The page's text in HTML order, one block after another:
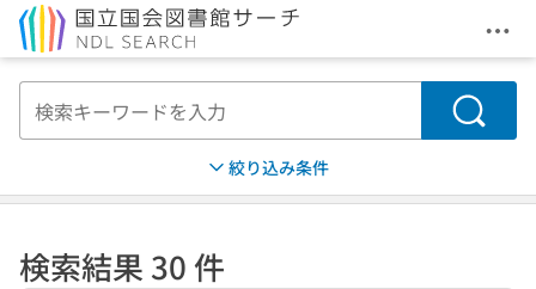
メ
検索
絞り込み条件
検索結果 30 件